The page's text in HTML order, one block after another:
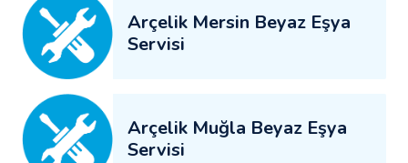
Arçelik Mersin Beyaz Eşya
Servisi
Arçelik Muğla Beyaz Eşya
Servisi